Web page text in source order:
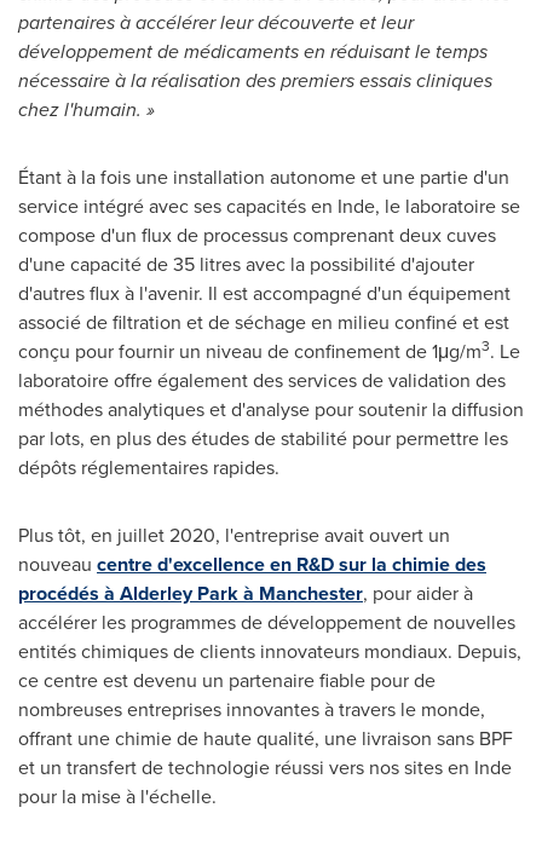
partenaires à accélérer leur découverte et leur
développement de médicaments en réduisant le temps
nécessaire à la réalisation des premiers essais cliniques
chez l'humain. »
Étant à la fois une installation autonome et une partie d'un
service intégré avec ses capacités en Inde, le laboratoire se
compose d'un flux de processus comprenant deux cuves
d'une capacité de 35 litres avec la possibilité d'ajouter
d'autres flux à l'avenir. Il est accompagné d'un équipement
associé de filtration et de séchage en milieu confiné et est
conçu pour fournir un niveau de confinement de 1μg/m3. Le
laboratoire offre également des services de validation des
méthodes analytiques et d'analyse pour soutenir la diffusion
par lots, en plus des études de stabilité pour permettre les
dépôts réglementaires rapides.
Plus tôt, en juillet 2020, l'entreprise avait ouvert un
nouveau centre d'excellence en R&D sur la chimie des
procédés à Alderley Park à Manchester, pour aider à
accélérer les programmes de développement de nouvelles
entités chimiques de clients innovateurs mondiaux. Depuis,
ce centre est devenu un partenaire fiable pour de
nombreuses entreprises innovantes à travers le monde,
offrant une chimie de haute qualité, une livraison sans BPF
et un transfert de technologie réussi vers nos sites en Inde
pour la mise à l'échelle.